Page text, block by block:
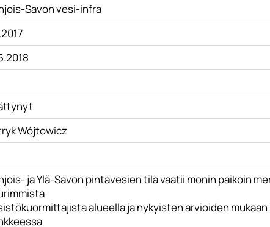
Savon vesi-infra
Wójtowicz
ja Ylä-Savon pintavesien tila vaatii monin paikoin
alueella ja nykyisten arvioiden